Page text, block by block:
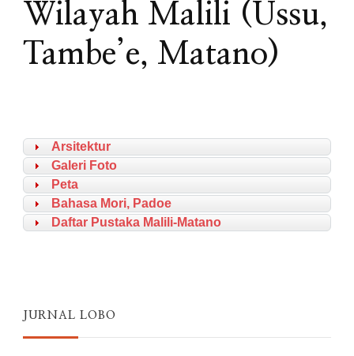
Wilayah Malili (Ussu,
Tambe’e, Matano)
Arsitektur
Galeri Foto
Peta
Bahasa Mori, Padoe
Daftar Pustaka Malili-Matano
JURNAL LOBO